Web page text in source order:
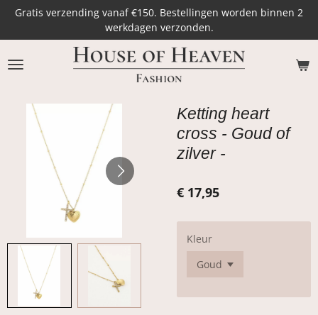
Ga
naar
de
hoofdinhoud
Gratis verzending vanaf €150. Bestellingen worden binnen 2
werkdagen verzonden.
Ketting heart
cross - Goud of
zilver -
€ 17,95
Kleur